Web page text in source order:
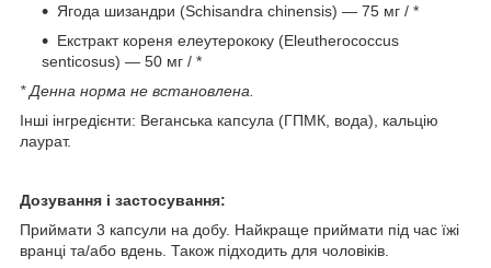
Ягода шизандри (Schisandra chinensis) — 75 мг / *
Екстракт кореня елеутерококу (Eleutherococcus
senticosus) — 50 мг / *
* Денна норма не встановлена.
Інші інгредієнти: Веганська капсула (ГПМК, вода), кальцію
лаурат.
Дозування і застосування:
Приймати 3 капсули на добу. Найкраще приймати під час їжі
вранці та/або вдень. Також підходить для чоловіків.